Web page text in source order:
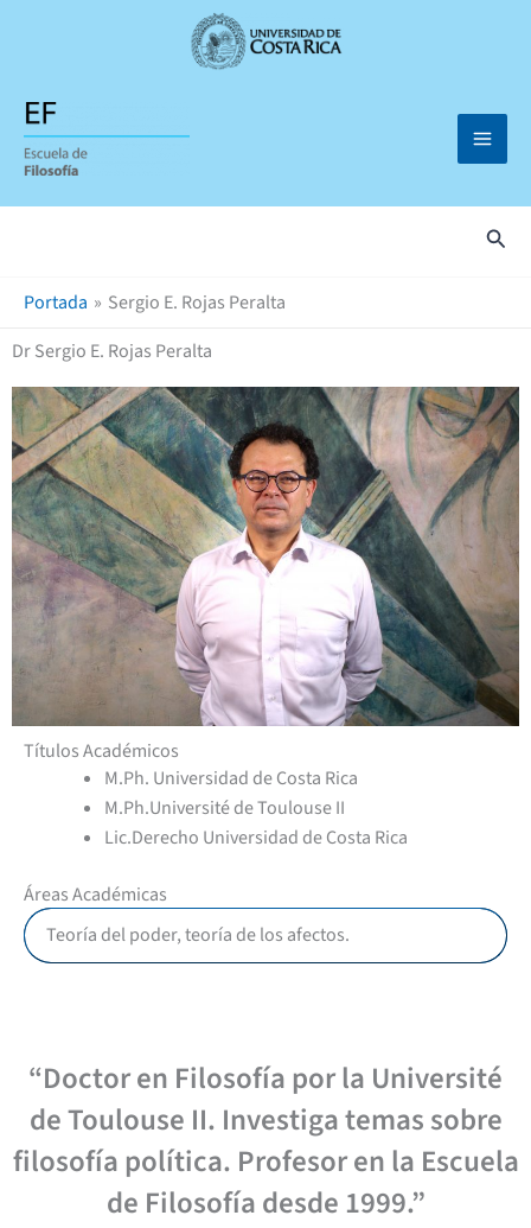
contenido
Portada
Sergio E. Rojas Peralta
Dr Sergio E. Rojas Peralta
Títulos Académicos
M.Ph. Universidad de Costa Rica
M.Ph.Université de Toulouse II
Lic.Derecho Universidad de Costa Rica
Áreas Académicas
Teoría del poder, teoría de los afectos.
“Doctor en Filosofía por la Université
de Toulouse II. Investiga temas sobre
filosofía política. Profesor en la Escuela
de Filosofía desde 1999.”